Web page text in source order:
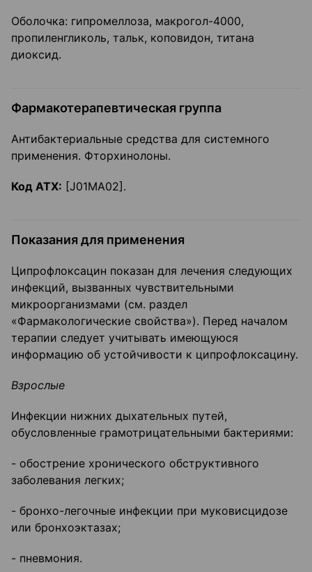
Оболочка: гипромеллоза, макрогол-4000,
пропиленгликоль, тальк, коповидон, титана
диоксид.
Фармакотерапевтическая группа
Антибактериальные средства для системного
применения. Фторхинолоны.
Код ATX: [J01MA02].
Показания для применения
Ципрофлоксацин показан для лечения следующих
инфекций, вызванных чувствительными
микроорганизмами (см. раздел
«Фармакологические свойства»). Перед началом
терапии следует учитывать имеющуюся
информацию об устойчивости к ципрофлоксацину.
Взрослые
Инфекции нижних дыхательных путей,
обусловленные грамотрицательными бактериями:
- обострение хронического обструктивного
заболевания легких;
- бронхо-легочные инфекции при муковисцидозе
или бронхоэктазах;
- пневмония.